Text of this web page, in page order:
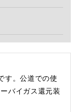
す。公道での使
バイガス還元装